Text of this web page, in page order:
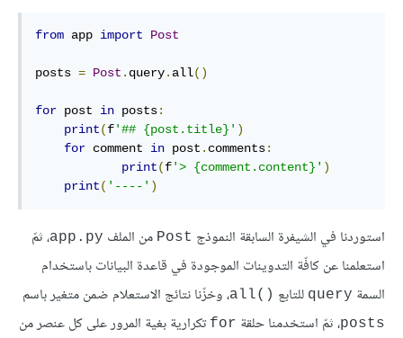
from app import Post
posts = Post . query. all()
for post in posts:
print(f'## {post.title}' )
for comment in post . comments:
print(f'> {comment.content}' )
print( '----' )
استوردنا في الشيفرة السابقة النموذج Post من الملف app.py، ثمّ
استعلمنا عن كافّة التدوينات الموجودة في قاعدة البيانات باستخدام
السمة query للتابع ()all ، وخزّنا نتائج الاستعلام ضمن متغير باسم
posts، ثمّ استخدمنا حلقة for تكرارية بغية المرور على كل عنصر من